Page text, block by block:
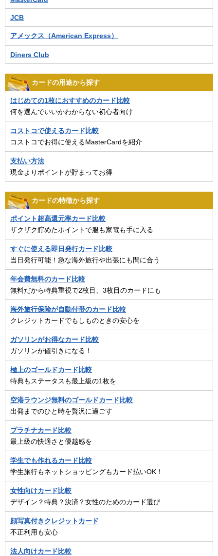
JCB
アメックス（American Express）
Diners Club
カードの用途から探す
はじめての1枚におすすめのカード比較
何を選んでいいかわからない初心者向け
コストコで使えるカード比較
コストコでお得に使えるMasterCardを紹介
支払い方法
現金よりポイントが貯まってお得
カードの特徴から探す
ポイント超高還元率カード比較
ザクザク貯めたポイントで服も家電も手に入る
すぐに使える即日発行カード比較
当日発行可能！急な海外旅行や出張にも間に合う
年会費無料のカード比較
無料だから特典重視で2枚目、3枚目のカードにも
海外旅行保険が自動付帯のカード比較
クレジットカードでもしものときの安心を
ガソリンがお得なカード比較
ガソリンが値引きになる！
極上のゴールドカード比較
特典もステータスも最上級の1枚を
空港ラウンジ無料のゴールドカード比較
出発までのひと時を贅沢に過ごす
プラチナカード比較
最上級の快適さと優越感を
学生でも作れるカード比較
学生旅行もネットショッピングもカード払いOK！
女性向けカード比較
デザイン？特典？決済？女性のためのカード選び
顔写真付きクレジットカード
不正利用も安心
法人向けカード比較